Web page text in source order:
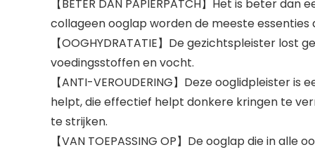
【BETER DAN PAPIERPATCH】Het is beter
collageen ooglap worden de meeste
【OOGHYDRATATIE】De gezichtspleister
voedingsstoffen en vocht.
【ANTI-VEROUDERING】Deze
helpt, die effectief helpt donkere kringen te
te strijken.
【VAN TOEPASSING OP】De ooglap die in